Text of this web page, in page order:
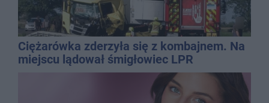
Ciężarówka zderzyła się z kombajnem. Na
miejscu lądował śmigłowiec LPR